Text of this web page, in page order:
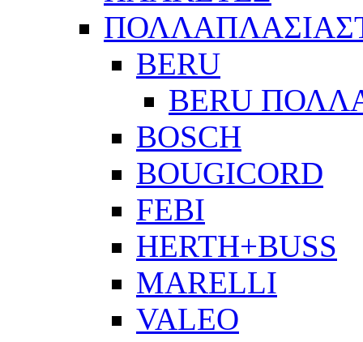
BERU
BERU
BOSCH
BOUGICORD
FEBI
HERTH+BUSS
MARELLI
VALEO